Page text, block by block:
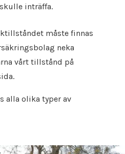
inträffa.
måste finnas
neka
vårt tillstånd på
alla olika typer av